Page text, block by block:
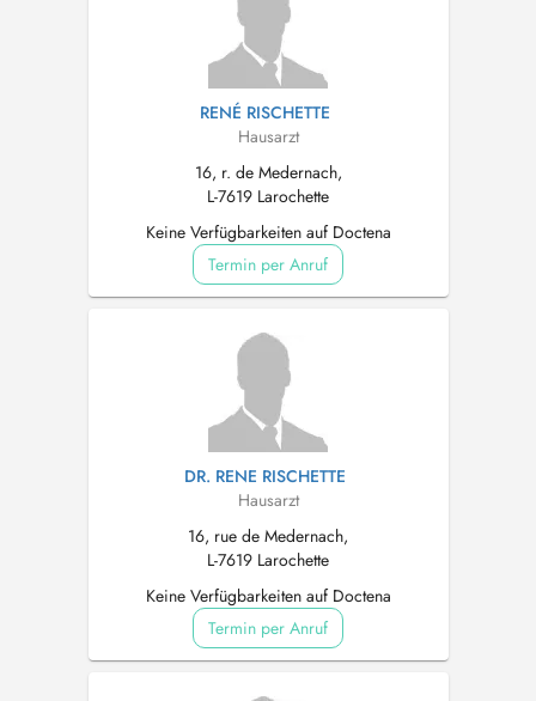
RENÉ RISCHETTE
Hausarzt
16, r. de Medernach,
L-7619 Larochette
Keine Verfügbarkeiten auf Doctena
Termin per Anruf
DR. RENE RISCHETTE
Hausarzt
16, rue de Medernach,
L-7619 Larochette
Keine Verfügbarkeiten auf Doctena
Termin per Anruf